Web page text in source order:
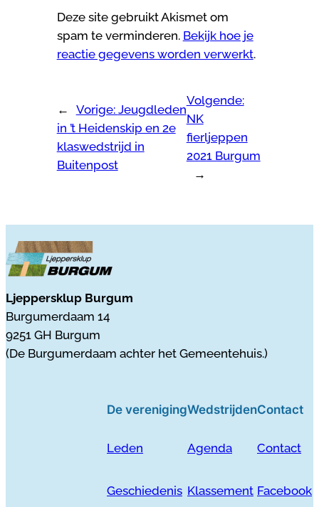
Deze site gebruikt Akismet om
spam te verminderen. Bekijk hoe je
reactie gegevens worden verwerkt.
← Vorige: Jeugdleden
in ’t Heidenskip en 2e
klaswedstrijd in
Buitenpost
Volgende:
NK
fierljeppen
2021 Burgum
→
Ljeppersklup Burgum
Burgumerdaam 14
9251 GH Burgum
(De Burgumerdaam achter het Gemeentehuis.)
De vereniging
Leden
Geschiedenis
Wedstrijden
Agenda
Klassement
Contact
Contact
Facebook